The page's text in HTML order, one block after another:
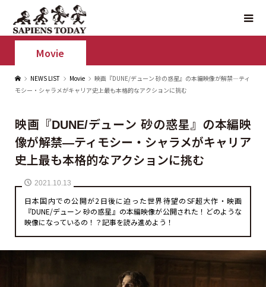
Movie
NEWS LIST Movie
映画『DUNE/デューン 砂の惑星』の本編映像が解禁—ティ
モシー・シャラメがキャリア史上最も本格的なアクションに挑む
映画『DUNE/デューン 砂の惑星』の本編映
像が解禁—ティモシー・シャラメがキャリア
史上最も本格的なアクションに挑む
2021.10.13
日本国内での公開が2日後に迫った世界待望のSF超大作・映画
『DUNE/デューン 砂の惑星』の本編映像が公開された！どのような
映像になっているの！？記事を読み進めよう！